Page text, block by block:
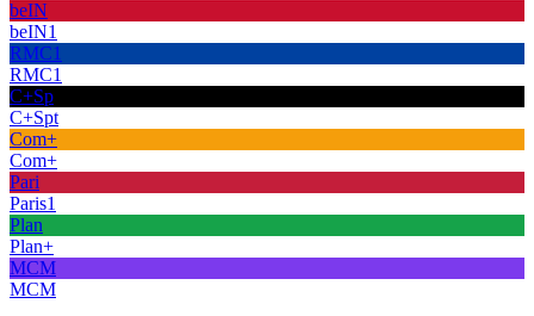
beIN
beIN1
RMC1
RMC1
C+Sp
C+Spt
Com+
Com+
Pari
Paris1
Plan
Plan+
MCM
MCM